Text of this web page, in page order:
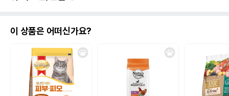
* 브랜드사에서 제공한 정보로 모든 책임은 브랜드사에 있습니다.
* 해당 정보는 브랜드사 사정에 의해 일부 변경될 수 있습니다.
상품 필수 정보
품명 및 모델명 너를위한디저트 캔디 연어 3.5g
이 상품은 어떠신가요?